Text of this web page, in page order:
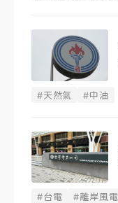
#天然氣 #中油
#台電 #離岸風電